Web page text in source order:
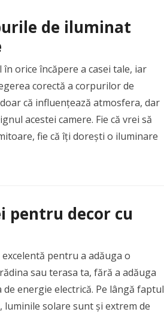
de iluminat
orice încăpere a casei tale, iar
corectă a corpurilor de
că influențează atmosfera, dar
acestei camere. Fie că vrei să
fie că îți dorești o iluminare
pentru decor cu
pentru a adăuga o
sau terasa ta, fără a adăuga
energie electrică. Pe lângă faptul
luminile solare sunt și extrem de